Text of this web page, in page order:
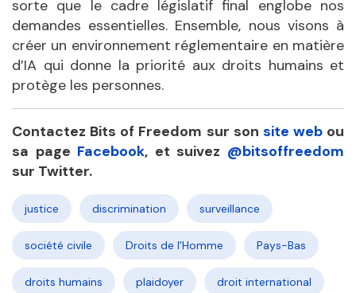
sorte que le cadre législatif final englobe nos
demandes essentielles. Ensemble, nous visons à
créer un environnement réglementaire en matière
d’IA qui donne la priorité aux droits humains et
protège les personnes.
Contactez Bits of Freedom sur son site webou
sa page Facebook, et suivez @bitsoffreedom
sur Twitter.
justice discrimination surveillance
société civile Droits de l'Homme Pays-Bas
droits humains plaidoyer droit international